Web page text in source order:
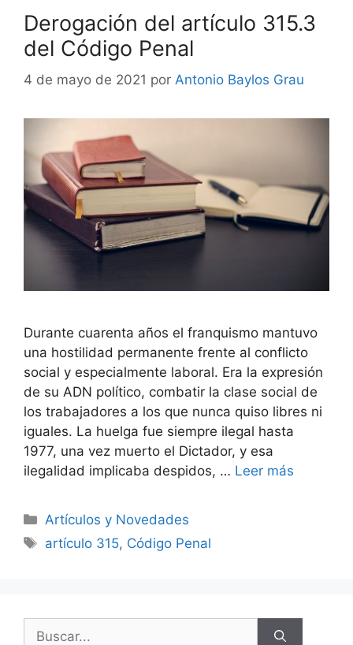
Derogación del artículo 315.3
del Código Penal
4 de mayo de 2021 por Antonio Baylos Grau
Durante cuarenta años el franquismo mantuvo
una hostilidad permanente frente al conflicto
social y especialmente laboral. Era la expresión
de su ADN político, combatir la clase social de
los trabajadores a los que nunca quiso libres ni
iguales. La huelga fue siempre ilegal hasta
1977, una vez muerto el Dictador, y esa
ilegalidad implicaba despidos, … Leer más
Artículos y Novedades
artículo 315, Código Penal